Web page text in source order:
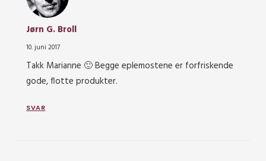
Jørn G. Broll
10. juni 2017
Takk Marianne 🙂 Begge eplemostene er forfriskende
gode, flotte produkter.
SVAR